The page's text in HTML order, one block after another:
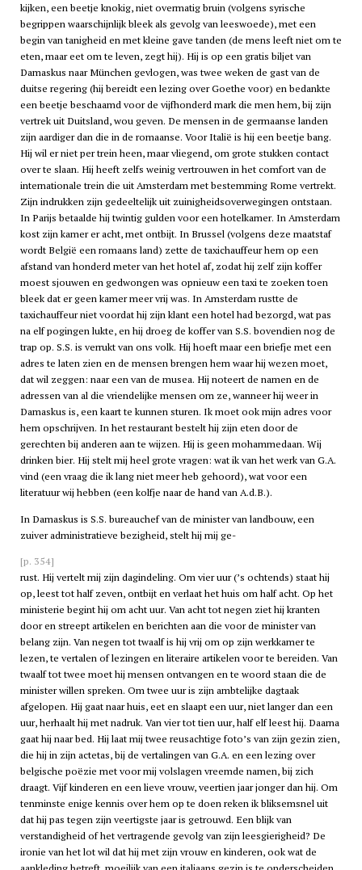
kijken, een beetje knokig, niet overmatig bruin (volgens syrische
begrippen waarschijnlijk bleek als gevolg van leeswoede), met een
begin van tanigheid en met kleine gave tanden (de mens leeft niet om te
eten, maar eet om te leven, zegt hij). Hij is op een gratis biljet van
Damaskus naar München gevlogen, was twee weken de gast van de
duitse regering (hij bereidt een lezing over Goethe voor) en bedankte
een beetje beschaamd voor de vijfhonderd mark die men hem, bij zijn
vertrek uit Duitsland, wou geven. De mensen in de germaanse landen
zijn aardiger dan die in de romaanse. Voor Italië is hij een beetje bang.
Hij wil er niet per trein heen, maar vliegend, om grote stukken contact
over te slaan. Hij heeft zelfs weinig vertrouwen in het comfort van de
internationale trein die uit Amsterdam met bestemming Rome vertrekt.
Zijn indrukken zijn gedeeltelijk uit zuinigheidsoverwegingen ontstaan.
In Parijs betaalde hij twintig gulden voor een hotelkamer. In Amsterdam
kost zijn kamer er acht, met ontbijt. In Brussel (volgens deze maatstaf
wordt België een romaans land) zette de taxichauffeur hem op een
afstand van honderd meter van het hotel af, zodat hij zelf zijn koffer
moest sjouwen en gedwongen was opnieuw een taxi te zoeken toen
bleek dat er geen kamer meer vrij was. In Amsterdam rustte de
taxichauffeur niet voordat hij zijn klant een hotel had bezorgd, wat pas
na elf pogingen lukte, en hij droeg de koffer van S.S. bovendien nog de
trap op. S.S. is verrukt van ons volk. Hij hoeft maar een briefje met een
adres te laten zien en de mensen brengen hem waar hij wezen moet,
dat wil zeggen: naar een van de musea. Hij noteert de namen en de
adressen van al die vriendelijke mensen om ze, wanneer hij weer in
Damaskus is, een kaart te kunnen sturen. Ik moet ook mijn adres voor
hem opschrijven. In het restaurant bestelt hij zijn eten door de
gerechten bij anderen aan te wijzen. Hij is geen mohammedaan. Wij
drinken bier. Hij stelt mij heel grote vragen: wat ik van het werk van G.A.
vind (een vraag die ik lang niet meer heb gehoord), wat voor een
literatuur wij hebben (een kolfje naar de hand van A.d.B.).
In Damaskus is S.S. bureauchef van de minister van landbouw, een
zuiver administratieve bezigheid, stelt hij mij ge-
[p. 354]
rust. Hij vertelt mij zijn dagindeling. Om vier uur (’s ochtends) staat hij
op, leest tot half zeven, ontbijt en verlaat het huis om half acht. Op het
ministerie begint hij om acht uur. Van acht tot negen ziet hij kranten
door en streept artikelen en berichten aan die voor de minister van
belang zijn. Van negen tot twaalf is hij vrij om op zijn werkkamer te
lezen, te vertalen of lezingen en literaire artikelen voor te bereiden. Van
twaalf tot twee moet hij mensen ontvangen en te woord staan die de
minister willen spreken. Om twee uur is zijn ambtelijke dagtaak
afgelopen. Hij gaat naar huis, eet en slaapt een uur, niet langer dan een
uur, herhaalt hij met nadruk. Van vier tot tien uur, half elf leest hij. Daarna
gaat hij naar bed. Hij laat mij twee reusachtige foto’s van zijn gezin zien,
die hij in zijn actetas, bij de vertalingen van G.A. en een lezing over
belgische poëzie met voor mij volslagen vreemde namen, bij zich
draagt. Vijf kinderen en een lieve vrouw, veertien jaar jonger dan hij. Om
tenminste enige kennis over hem op te doen reken ik bliksemsnel uit
dat hij pas tegen zijn veertigste jaar is getrouwd. Een blijk van
verstandigheid of het vertragende gevolg van zijn leesgierigheid? De
ironie van het lot wil dat hij met zijn vrouw en kinderen, ook wat de